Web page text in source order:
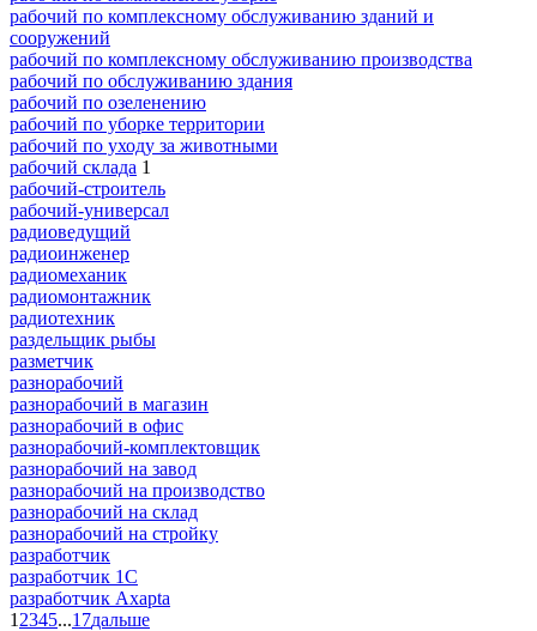
рабочий по комплексному обслуживанию зданий и
сооружений
рабочий по комплексному обслуживанию производства
рабочий по обслуживанию здания
рабочий по озеленению
рабочий по уборке территории
рабочий по уходу за животными
рабочий склада 1
рабочий-строитель
рабочий-универсал
радиоведущий
радиоинженер
радиомеханик
радиомонтажник
радиотехник
раздельщик рыбы
разметчик
разнорабочий
разнорабочий в магазин
разнорабочий в офис
разнорабочий-комплектовщик
разнорабочий на завод
разнорабочий на производство
разнорабочий на склад
разнорабочий на стройку
разработчик
разработчик 1C
разработчик Axapta
1 2345...17дальше